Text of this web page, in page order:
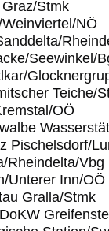
Stmk
NÖ
Seewinkel/
Teiche/
OÖ
Pischelsdorf/
Rheindelta/Vbg
Unterer Inn/OÖ
Gralla/Stmk